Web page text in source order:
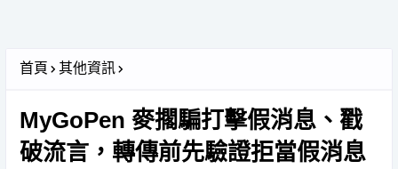
首頁 其他資訊
MyGoPen 麥擱騙打擊假消息、戳
破流言，轉傳前先驗證拒當假消息